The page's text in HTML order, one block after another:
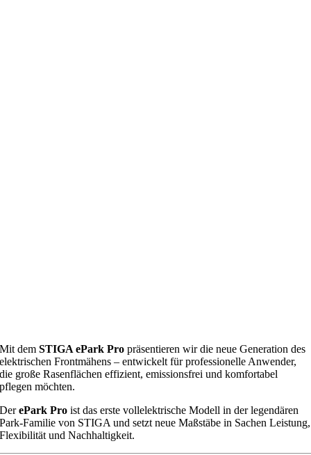
Mit demSTIGA ePark Pro präsentieren wir die neue Generation des
elektrischen Frontmähens – entwickelt für professionelle Anwender,
die große Rasenflächen effizient, emissionsfrei und komfortabel
pflegen möchten.
DerePark Pro ist das erste vollelektrische Modell in der legendären
Park-Familie von STIGA und setzt neue Maßstäbe in Sachen Leistung,
Flexibilität und Nachhaltigkeit.